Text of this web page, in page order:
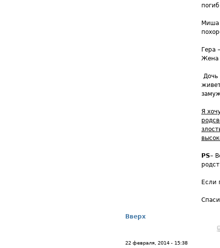
Миша
Гера
Жена
Дочь
Я
PS–
Если
Вверх
22 февраля, 2014 - 15:38